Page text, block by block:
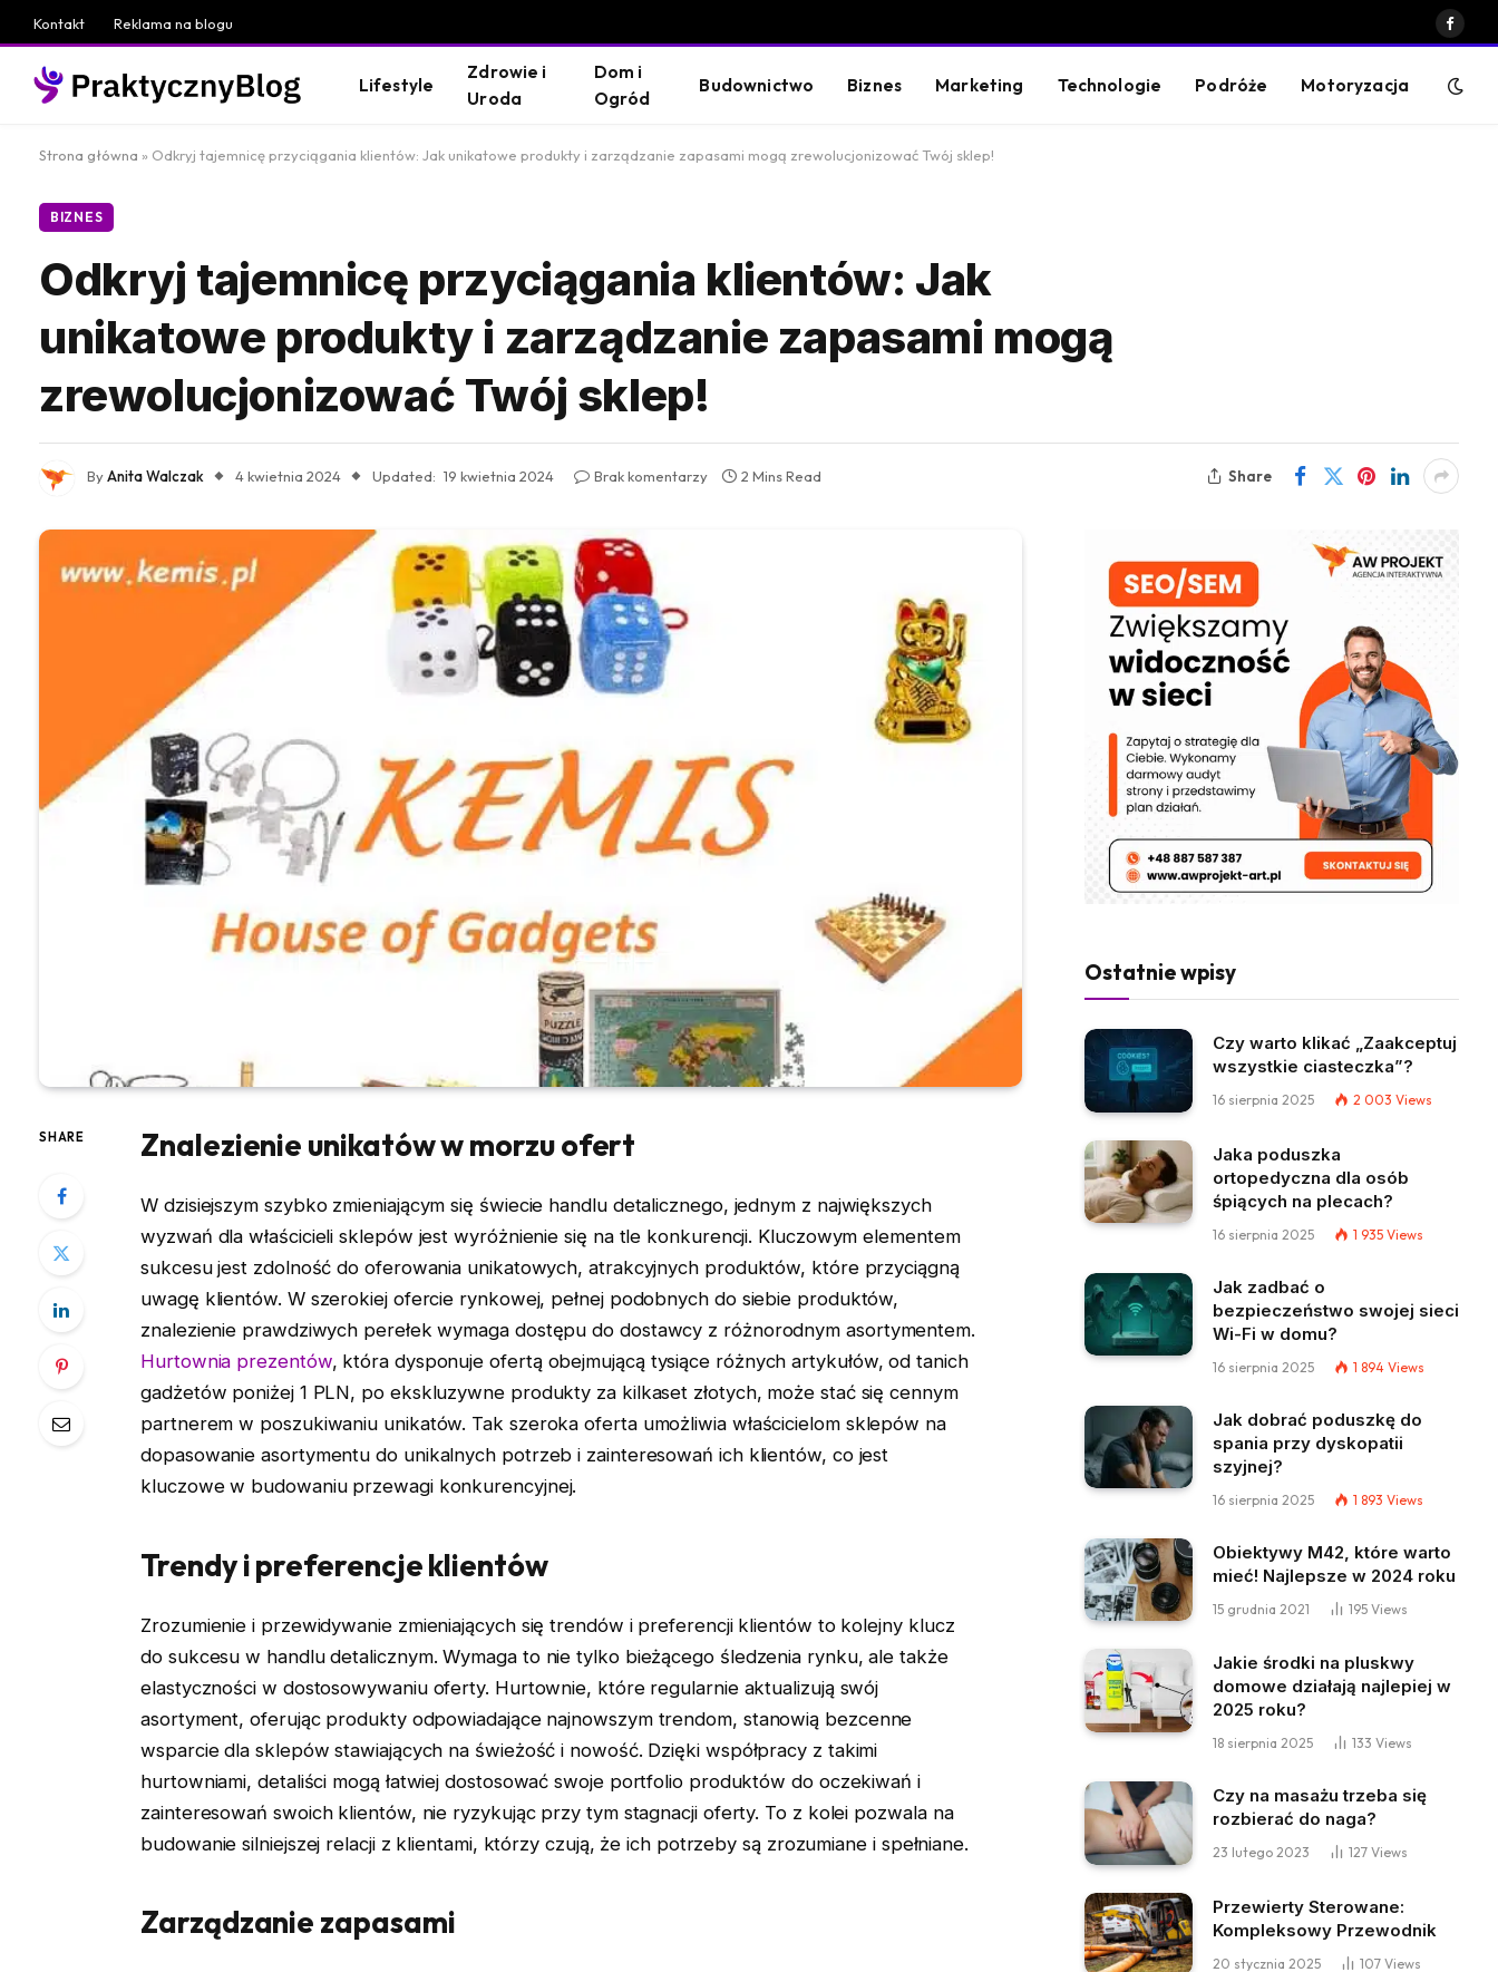
Kontakt Reklama na blogu
Lifestyle
Zdrowie i
Uroda
Dom i
Ogród
Budownictwo Biznes Marketing Technologie Podróże Motoryzacja
Strona główna » Odkryj tajemnicę przyciągania klientów: Jak unikatowe produkty i zarządzanie zapasami mogą zrewolucjonizować Twój sklep!
BIZNES
Odkryj tajemnicę przyciągania klientów: Jak
unikatowe produkty i zarządzanie zapasami mogą
zrewolucjonizować Twój sklep!
ByAnita Walczak 4 kwietnia 2024 Updated: 19 kwietnia 2024 Brak komentarzy 2 Mins Read Share
SHARE Znalezienie unikatów w morzu ofert
W dzisiejszym szybko zmieniającym się świecie handlu detalicznego, jednym z największych
wyzwań dla właścicieli sklepów jest wyróżnienie się na tle konkurencji. Kluczowym elementem
sukcesu jest zdolność do oferowania unikatowych, atrakcyjnych produktów, które przyciągną
uwagę klientów. W szerokiej ofercie rynkowej, pełnej podobnych do siebie produktów,
znalezienie prawdziwych perełek wymaga dostępu do dostawcy z różnorodnym asortymentem.
Hurtownia prezentów, która dysponuje ofertą obejmującą tysiące różnych artykułów, od tanich
gadżetów poniżej 1 PLN, po ekskluzywne produkty za kilkaset złotych, może stać się cennym
partnerem w poszukiwaniu unikatów. Tak szeroka oferta umożliwia właścicielom sklepów na
dopasowanie asortymentu do unikalnych potrzeb i zainteresowań ich klientów, co jest
kluczowe w budowaniu przewagi konkurencyjnej.
Trendy i preferencje klientów
Zrozumienie i przewidywanie zmieniających się trendów i preferencji klientów to kolejny klucz
do sukcesu w handlu detalicznym. Wymaga to nie tylko bieżącego śledzenia rynku, ale także
elastyczności w dostosowywaniu oferty. Hurtownie, które regularnie aktualizują swój
asortyment, oferując produkty odpowiadające najnowszym trendom, stanowią bezcenne
wsparcie dla sklepów stawiających na świeżość i nowość. Dzięki współpracy z takimi
hurtowniami, detaliści mogą łatwiej dostosować swoje portfolio produktów do oczekiwań i
zainteresowań swoich klientów, nie ryzykując przy tym stagnacji oferty. To z kolei pozwala na
budowanie silniejszej relacji z klientami, którzy czują, że ich potrzeby są zrozumiane i spełniane.
Zarządzanie zapasami
Ostatnie wpisy
Czy warto klikać „Zaakceptuj
wszystkie ciasteczka”?
16 sierpnia 2025 2 003 Views
Jaka poduszka
ortopedyczna dla osób
śpiących na plecach?
16 sierpnia 2025 1 935 Views
Jak zadbać o
bezpieczeństwo swojej sieci
Wi-Fi w domu?
16 sierpnia 2025 1 894 Views
Jak dobrać poduszkę do
spania przy dyskopatii
szyjnej?
16 sierpnia 2025 1 893 Views
Obiektywy M42, które warto
mieć! Najlepsze w 2024 roku
15 grudnia 2021 195 Views
Jakie środki na pluskwy
domowe działają najlepiej w
2025 roku?
18 sierpnia 2025 133 Views
Czy na masażu trzeba się
rozbierać do naga?
23 lutego 2023 127 Views
Przewierty Sterowane:
Kompleksowy Przewodnik
20 stycznia 2025 107 Views